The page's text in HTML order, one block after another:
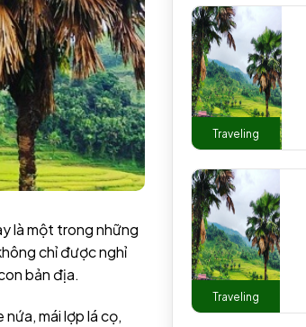
là một trong những
chỉ được nghỉ
bản địa.
mái lợp lá cọ,
Traveling
Traveling